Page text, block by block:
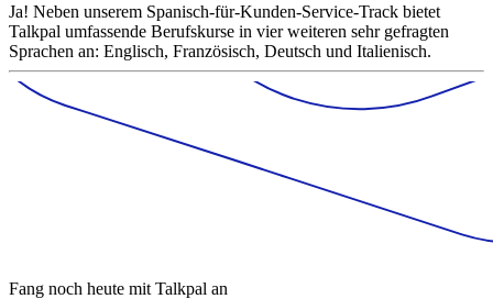
Ja! Neben unserem Spanisch-für-Kunden-Service-Track bietet
Talkpal umfassende Berufskurse in vier weiteren sehr gefragten
Sprachen an: Englisch, Französisch, Deutsch und Italienisch.
Fang noch heute mit Talkpal an